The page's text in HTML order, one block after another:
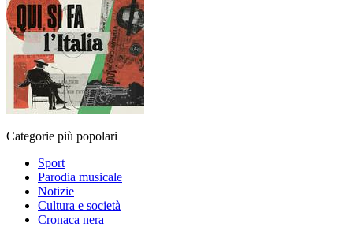
Categorie più popolari
Sport
Parodia musicale
Notizie
Cultura e società
Cronaca nera